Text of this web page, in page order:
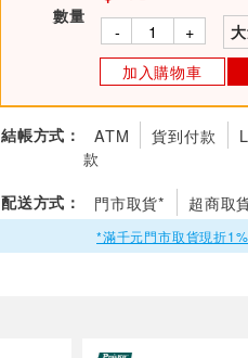
數量
- +
加入購物車
結帳方式： ATM 貨到付款
款
配送方式： 門市取貨* 超商取
*滿千元門市取貨現折